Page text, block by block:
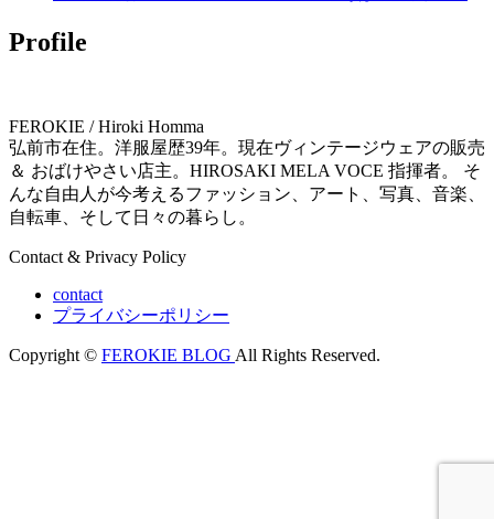
Profile
FEROKIE / Hiroki Homma
弘前市在住。洋服屋歴39年。現在ヴィンテージウェアの販売
＆ おばけやさい店主。HIROSAKI MELA VOCE 指揮者。 そ
んな自由人が今考えるファッション、アート、写真、音楽、
自転車、そして日々の暮らし。
Contact & Privacy Policy
contact
プライバシーポリシー
Copyright © FEROKIE BLOG All Rights Reserved.